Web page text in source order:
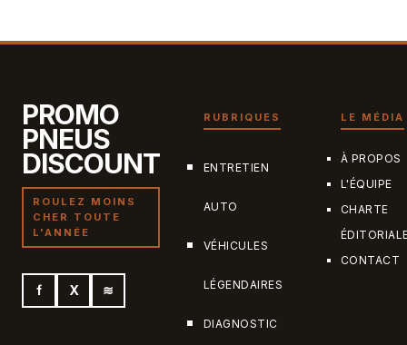
PROMO
PNEUS
DISCOUNT
ROULEZ MOINS
CHER TOUTE
L'ANNÉE
f X ≋
RUBRIQUES
ENTRETIEN
AUTO
VÉHICULES
LÉGENDAIRES
DIAGNOSTIC
LE MÉDIA
À PROPOS
L'ÉQUIPE
CHARTE
CONTACT